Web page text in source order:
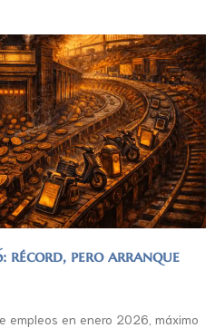
récord, pero arranque
empleos en enero 2026, máximo